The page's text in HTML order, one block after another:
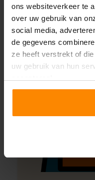
ons websiteverkeer te
over uw gebruik van
social media,
de gegevens
ze heeft verstrekt of
uw gebruik van hun